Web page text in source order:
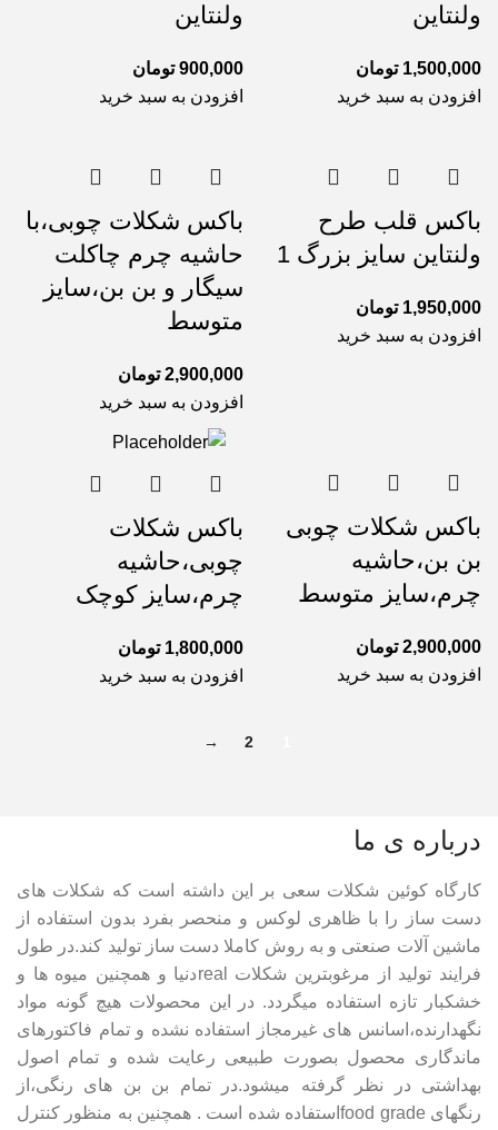
ولنتاین
1,500,000 تومان
افزودن به سبد خرید
ولنتاین
900,000 تومان
افزودن به سبد خرید
باکس قلب طرح
ولنتاین سایز بزرگ 1
1,950,000 تومان
افزودن به سبد خرید
باکس شکلات چوبی،با
حاشیه چرم چاکلت
سیگار و بن بن،سایز
متوسط
2,900,000 تومان
افزودن به سبد خرید
باکس شکلات چوبی
بن بن،حاشیه
چرم،سایز متوسط
2,900,000 تومان
افزودن به سبد خرید
باکس شکلات
چوبی،حاشیه
چرم،سایز کوچک
1,800,000 تومان
افزودن به سبد خرید
2
→
درباره ی ما
کارگاه کوئین شکلات سعی بر این داشته است که شکلات های
دست ساز را با ظاهری لوکس و منحصر بفرد بدون استفاده از
ماشین آلات صنعتی و به روش کاملا دست ساز تولید کند.در طول
فرایند تولید از مرغوبترین شکلات realدنیا و همچنین میوه ها و
خشکبار تازه استفاده میگردد. در این محصولات هیچ گونه مواد
نگهدارنده،اسانس های غیرمجاز استفاده نشده و تمام فاکتورهای
ماندگاری محصول بصورت طبیعی رعایت شده و تمام اصول
بهداشتی در نظر گرفته میشود.در تمام بن بن های رنگی،از
رنگهای food gradeاستفاده شده است . همچنین به منظور کنترل